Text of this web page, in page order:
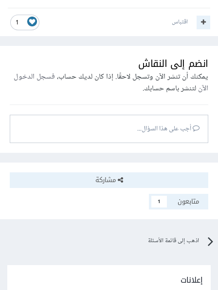
1 اقتباس
انضم إلى النقاش
يمكنك أن تنشر الآن وتسجل لاحقًا. إذا كان لديك حساب،فسجل الدخول
الآنلتنشر باسم حسابك.
أجب على هذا السؤال...
مشاركة
متابعون
1
اذهب إلى قائمة الأسئلة
إعلانات